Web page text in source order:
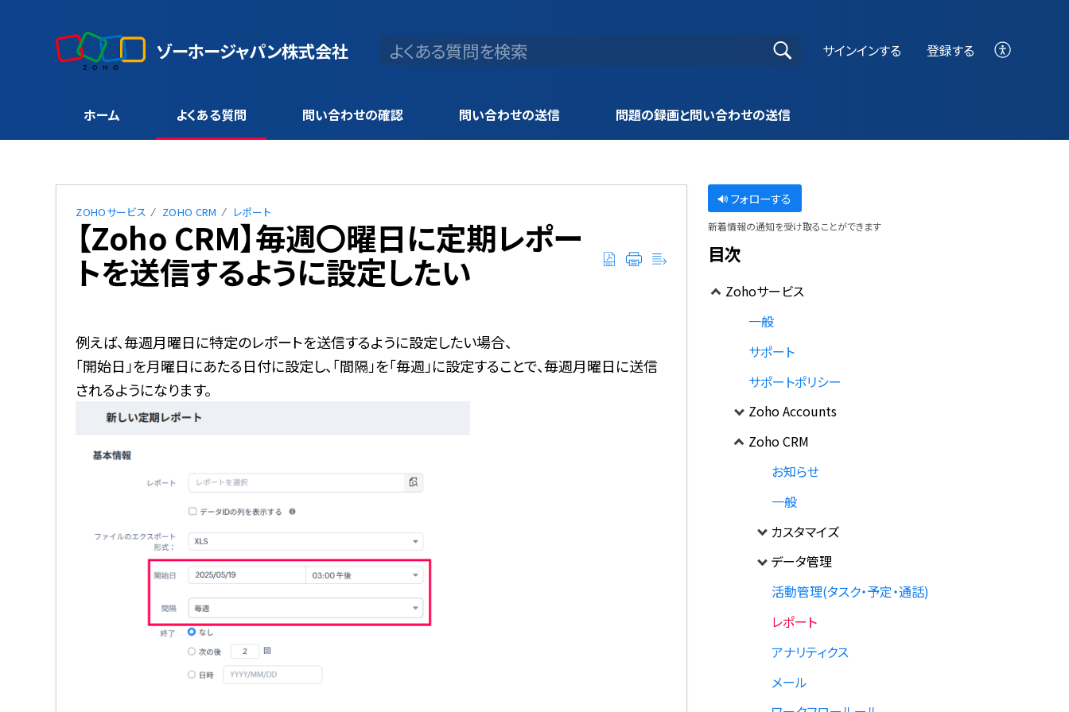
ゾーホージャパン株式会社 サインインする 登録する
ホーム よくある質問 問い合わせの確認 問い合わせの送信 問題の録画と問い合わせの送信
ZOHOサービス ZOHO CRM レポート
【Zoho CRM】毎週〇曜日に定期レポー
トを送信するように設定したい
例えば、毎週月曜日に特定のレポートを送信するように設定したい場合、
「開始日」を月曜日にあたる日付に設定し、「間隔」を「毎週」に設定することで、毎週月曜日に送信
されるようになります。
フォローする
新着情報の通知を受け取ることができます
目次
Zohoサービス
一般
サポート
サポートポリシー
Zoho Accounts
Zoho CRM
お知らせ
一般
カスタマイズ
データ管理
活動管理(タスク・予定・通話)
レポート
アナリティクス
メール